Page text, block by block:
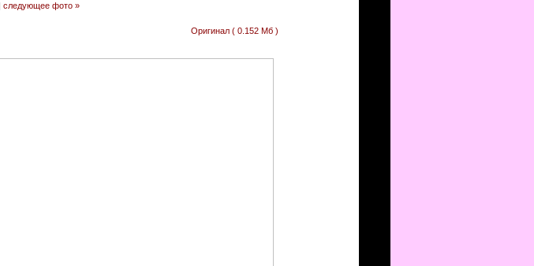
следующее фото »
Оригинал ( 0.152 Мб )